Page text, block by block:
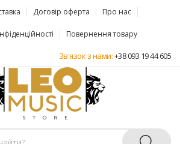
Договір оферта Про нас
Повернення товару
Зв'язок з нами:+38 093 19 44 605